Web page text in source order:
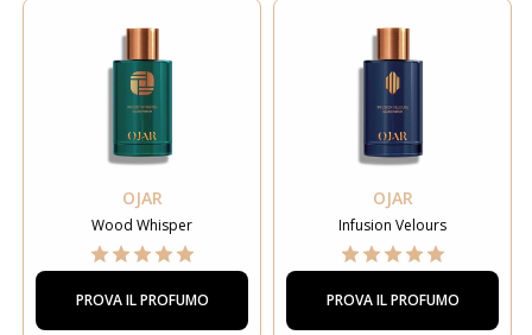
OJAR
Wood Whisper
PROVA IL PROFUMO
OJAR
Infusion Velours
PROVA IL PROFUMO